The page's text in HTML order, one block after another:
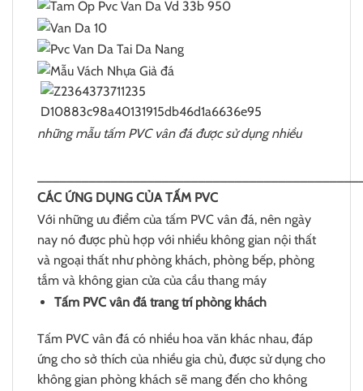
những mẫu tấm PVC vân đá được sử dụng nhiều
CÁC ỨNG DỤNG CỦA TẤM PVC
Với những ưu điểm của tấm PVC vân đá, nên ngày
nay nó được phù hợp với nhiều không gian nội thất
và ngoại thất như phòng khách, phòng bếp, phòng
tắm và không gian cửa của cầu thang máy
Tấm PVC vân đá trang trí phòng khách
Tấm PVC vân đá có nhiều hoa văn khác nhau, đáp
ứng cho sở thích của nhiều gia chủ, được sử dụng cho
không gian phòng khách sẽ mang đến cho không